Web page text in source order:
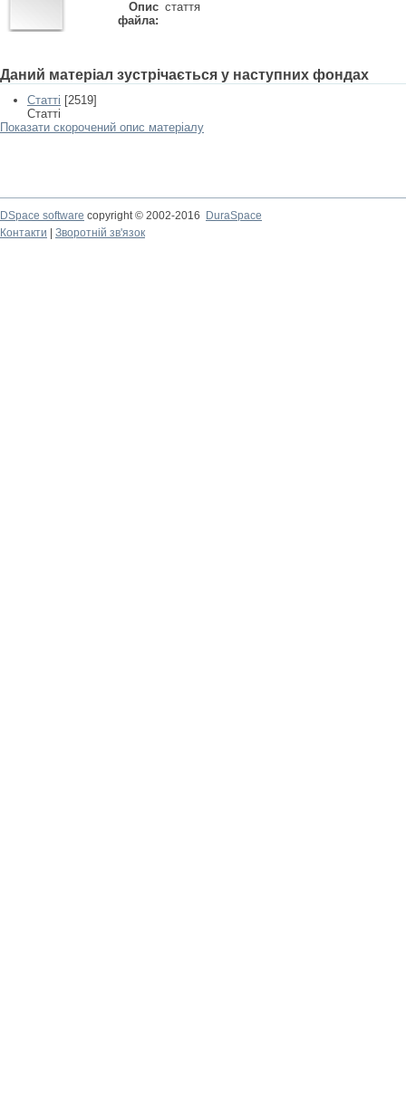
Опис
файла:
стаття
Даний матеріал зустрічається у наступних фондах
Статті [2519]
Статті
Показати скорочений опис матеріалу
DSpace software copyright © 2002-2016
DuraSpace
Контакти
Зворотній зв'язок